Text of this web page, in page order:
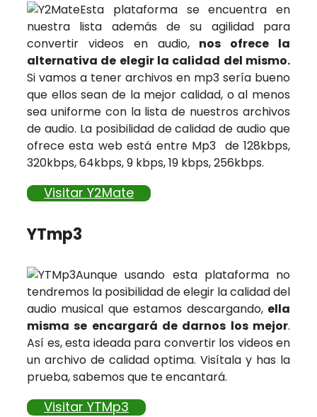
Esta plataforma se encuentra en
nuestra lista además de su agilidad para
convertir videos en audio, nos ofrece la
alternativa de elegir la calidad del mismo.
Si vamos a tener archivos en mp3 sería bueno
que ellos sean de la mejor calidad, o al menos
sea uniforme con la lista de nuestros archivos
de audio. La posibilidad de calidad de audio que
ofrece esta web está entre Mp3 de 128kbps,
320kbps, 64kbps, 9 kbps, 19 kbps, 256kbps.
Visitar Y2Mate
YTmp3
Aunque usando esta plataforma no
tendremos la posibilidad de elegir la calidad del
audio musical que estamos descargando, ella
misma se encargará de darnos los mejor.
Así es, esta ideada para convertir los videos en
un archivo de calidad optima. Visítala y has la
prueba, sabemos que te encantará.
Visitar YTMp3